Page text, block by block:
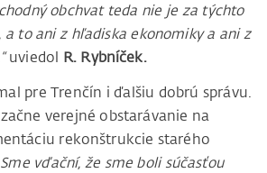
obchvat teda nie je za týchto
a to ani z hľadiska ekonomiky a ani z
uviedol R. Rybníček.
pre Trenčín i ďalšiu dobrú správu.
verejné obstarávanie na
rekonštrukcie starého
vďační, že sme boli súčasťou